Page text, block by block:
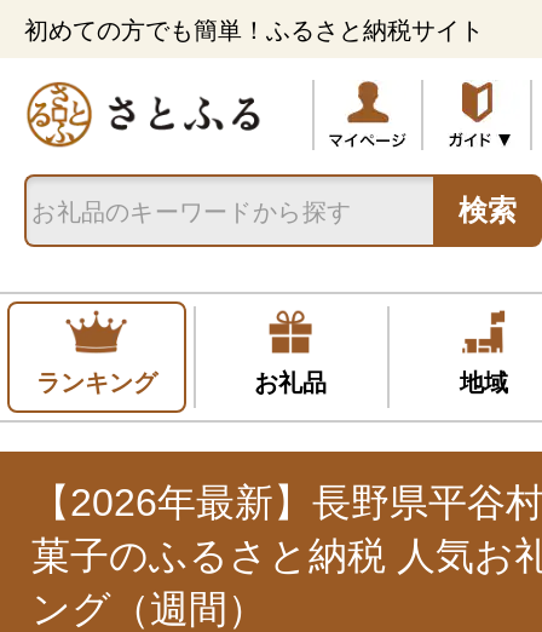
初めての方でも簡単！ふるさと納税サイト
検索
ランキング お礼品 地域
【2026年最新】長野県平谷
菓子のふるさと納税 人気お
ング（週間）